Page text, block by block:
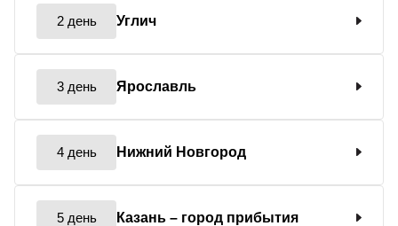
2 день Углич
3 день Ярославль
4 день Нижний Новгород
5 день Казань – город прибытия